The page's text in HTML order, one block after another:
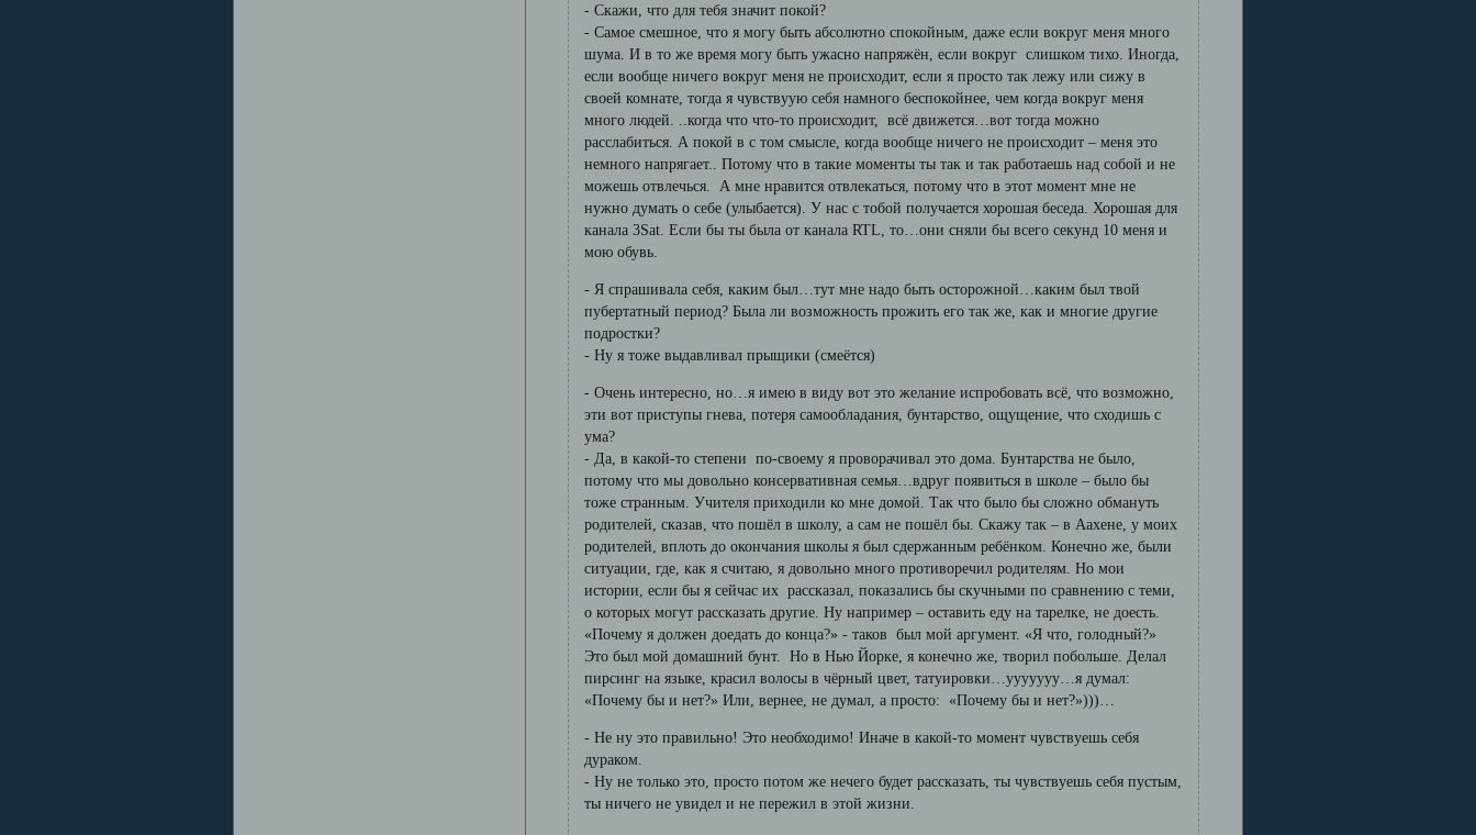
- Скажи, что для тебя значит покой?
- Самое смешное, что я могу быть абсолютно спокойным, даже если вокруг меня много
шума. И в то же время могу быть ужасно напряжён, если вокруг слишком тихо. Иногда,
если вообще ничего вокруг меня не происходит, если я просто так лежу или сижу в
своей комнате, тогда я чувствуую себя намного беспокойнее, чем когда вокруг меня
много людей. ..когда что что-то происходит, всё движется…вот тогда можно
расслабиться. А покой в с том смысле, когда вообще ничего не происходит – меня это
немного напрягает.. Потому что в такие моменты ты так и так работаешь над собой и не
можешь отвлечься. А мне нравится отвлекаться, потому что в этот момент мне не
нужно думать о себе (улыбается). У нас с тобой получается хорошая беседа. Хорошая для
канала 3Sat. Если бы ты была от канала RTL, то…они сняли бы всего секунд 10 меня и
мою обувь.
- Я спрашивала себя, каким был…тут мне надо быть осторожной…каким был твой
пубертатный период? Была ли возможность прожить его так же, как и многие другие
подростки?
- Ну я тоже выдавливал прыщики (смеётся)
- Очень интересно, но…я имею в виду вот это желание испробовать всё, что возможно,
эти вот приступы гнева, потеря самообладания, бунтарство, ощущение, что сходишь с
ума?
- Да, в какой-то степени по-своему я проворачивал это дома. Бунтарства не было,
потому что мы довольно консервативная семья…вдруг появиться в школе – было бы
тоже странным. Учителя приходили ко мне домой. Так что было бы сложно обмануть
родителей, сказав, что пошёл в школу, а сам не пошёл бы. Скажу так – в Аахене, у моих
родителей, вплоть до окончания школы я был сдержанным ребёнком. Конечно же, были
ситуации, где, как я считаю, я довольно много противоречил родителям. Но мои
истории, если бы я сейчас их рассказал, показались бы скучными по сравнению с теми,
о которых могут рассказать другие. Ну например – оставить еду на тарелке, не доесть.
«Почему я должен доедать до конца?» - таков был мой аргумент. «Я что, голодный?»
Это был мой домашний бунт. Но в Нью Йорке, я конечно же, творил побольше. Делал
пирсинг на языке, красил волосы в чёрный цвет, татуировки…ууууууу…я думал:
«Почему бы и нет?» Или, вернее, не думал, а просто: «Почему бы и нет?»)))…
- Не ну это правильно! Это необходимо! Иначе в какой-то момент чувствуешь себя
дураком.
- Ну не только это, просто потом же нечего будет рассказать, ты чувствуешь себя пустым,
ты ничего не увидел и не пережил в этой жизни.